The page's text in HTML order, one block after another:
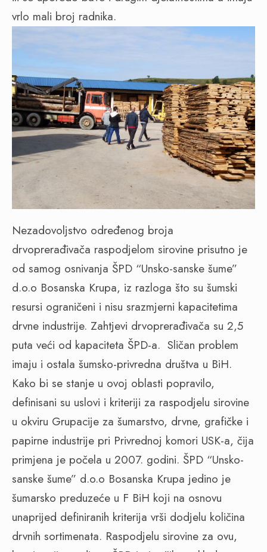
vrlo mali broj radnika.
Nezadovoljstvo određenog broja
drvoprerađivača raspodjelom sirovine prisutno je
od samog osnivanja ŠPD “Unsko-sanske šume”
d.o.o Bosanska Krupa, iz razloga što su šumski
resursi ograničeni i nisu srazmjerni kapacitetima
drvne industrije. Zahtjevi drvoprerađivača su 2,5
puta veći od kapaciteta ŠPD-a. Sličan problem
imaju i ostala šumsko-privredna društva u BiH.
Kako bi se stanje u ovoj oblasti popravilo,
definisani su uslovi i kriteriji za raspodjelu sirovine
u okviru Grupacije za šumarstvo, drvne, grafičke i
papirne industrije pri Privrednoj komori USK-a, čija
primjena je počela u 2007. godini. ŠPD “Unsko-
sanske šume” d.o.o Bosanska Krupa jedino je
šumarsko preduzeće u F BiH koji na osnovu
unaprijed definiranih kriterija vrši dodjelu količina
drvnih sortimenata. Raspodjelu sirovine za ovu,